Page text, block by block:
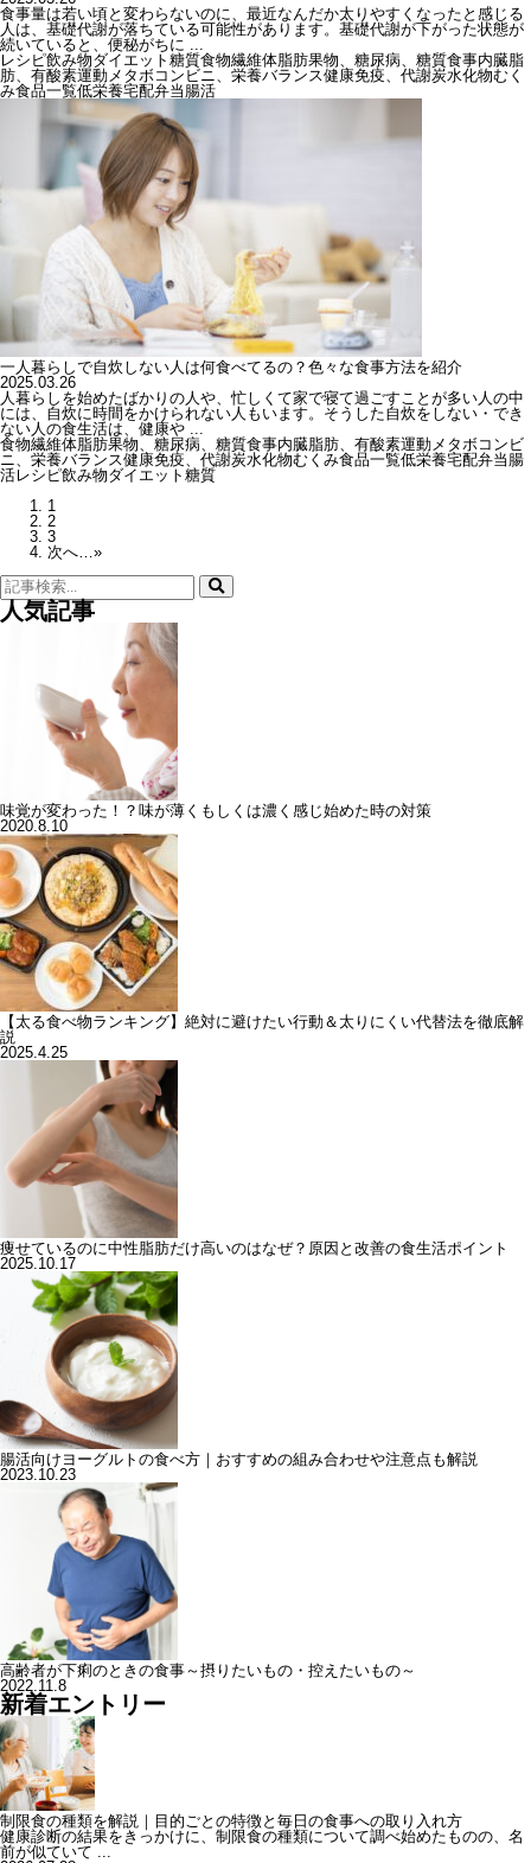
食事量は若い頃と変わらないのに、最近なんだか太りやすくなったと感じる
人は、基礎代謝が落ちている可能性があります。基礎代謝が下がった状態が
続いていると、便秘がちに ...
レシピ飲み物ダイエット 糖質食物繊維体脂肪果物、糖尿病、糖質食事内臓脂
肪、有酸素運動メタボコンビニ、栄養バランス健康免疫、代謝炭水化物むく
み食品一覧低栄養宅配弁当 腸活
一人暮らしで自炊しない人は何食べてるの？色々な食事方法を紹介
2025.03.26
人暮らしを始めたばかりの人や、忙しくて家で寝て過ごすことが多い人の中
には、自炊に時間をかけられない人もいます。そうした自炊をしない・でき
ない人の食生活は、健康や ...
食物繊維体脂肪果物、糖尿病、糖質食事内臓脂肪、有酸素運動メタボコンビ
ニ、栄養バランス健康免疫、代謝炭水化物むくみ食品一覧低栄養宅配弁当 腸
活レシピ飲み物ダイエット 糖質
1
2
3
次へ…»
検
索:
人気記事
味覚が変わった！？味が薄くもしくは濃く感じ始めた時の対策
2020.8.10
【太る食べ物ランキング】絶対に避けたい行動＆太りにくい代替法を徹底解
説
2025.4.25
痩せているのに中性脂肪だけ高いのはなぜ？原因と改善の食生活ポイント
2025.10.17
腸活向けヨーグルトの食べ方｜おすすめの組み合わせや注意点も解説
2023.10.23
高齢者が下痢のときの食事～摂りたいもの・控えたいもの～
2022.11.8
新着エントリー
制限食の種類を解説｜目的ごとの特徴と毎日の食事への取り入れ方
健康診断の結果をきっかけに、制限食の種類について調べ始めたものの、名
前が似ていて ...